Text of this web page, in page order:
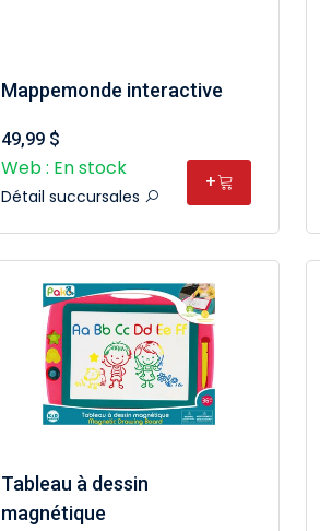
Mappemonde interactive
49,99 $
Web : En stock
Détail succursales
+
Tableau à dessin
magnétique